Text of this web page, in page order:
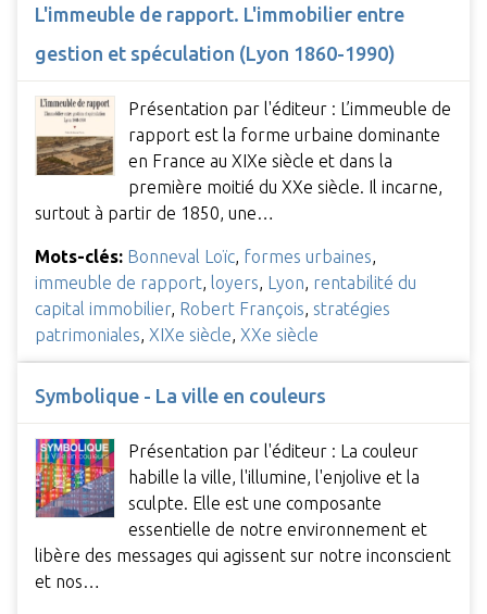
L'immeuble de rapport. L'immobilier entre
gestion et spéculation (Lyon 1860-1990)
Présentation par l'éditeur : L’immeuble de
rapport est la forme urbaine dominante
en France au XIXe siècle et dans la
première moitié du XXe siècle. Il incarne,
surtout à partir de 1850, une…
Mots-clés: Bonneval Loïc, formes urbaines,
immeuble de rapport, loyers, Lyon, rentabilité du
capital immobilier, Robert François, stratégies
patrimoniales, XIXe siècle, XXe siècle
Symbolique - La ville en couleurs
Présentation par l'éditeur : La couleur
habille la ville, l'illumine, l'enjolive et la
sculpte. Elle est une composante
essentielle de notre environnement et
libère des messages qui agissent sur notre inconscient
et nos…